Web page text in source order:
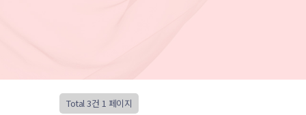
Total 3건 1 페이지